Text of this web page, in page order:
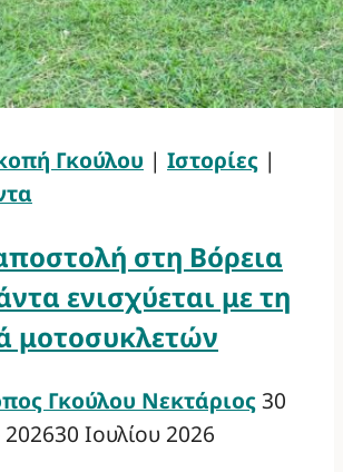
Γκούλου | Ιστορίες |
στη Βόρεια
ενισχύεται με τη
μοτοσυκλετών
Γκούλου Νεκτάριος 30
202630 Ιουλίου 2026